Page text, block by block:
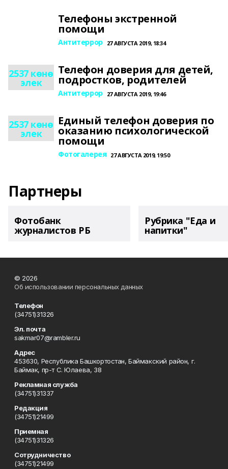
Телефоны экстренной
помощи
Антитеррор 27 АВГУСТА 2019, 18:34
2537 көнө
элек
Телефон доверия для детей,
подростков, родителей
Антитеррор 27 АВГУСТА 2019, 19:46
2537 көнө
элек
Единый телефон доверия по
оказанию психологической
помощи
Фотогалерея 27 АВГУСТА 2019, 19:50
Партнеры
Фотобанк
журналистов РБ
Рубрика "Еда и
напитки"
© 2026
Об использовании персональных данных
Телефон
(34751)31326
Эл. почта
sakmar07@rambler.ru
Адрес
453630, Республика Башкортостан, Баймакский район, г.
Баймак, пр-т С. Юлаева, 38
Рекламная служба
(34751)31337
Редакция
(34751)21499
Приемная
(34751)31326
Сотрудничество
(34751)21499